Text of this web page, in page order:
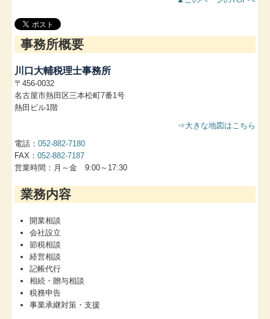
事務所概要
川口大輔税理士事務所
〒456-0032
名古屋市熱田区三本松町7番1号
熱田ビル1階
⇒大きな地図はこちら
電話：052‐882-7180
FAX：052-882-7187
営業時間：月～金 9:00～17:30
業務内容
開業相談
会社設立
節税相談
経営相談
記帳代行
相続・贈与相談
税務申告
事業承継対策・支援